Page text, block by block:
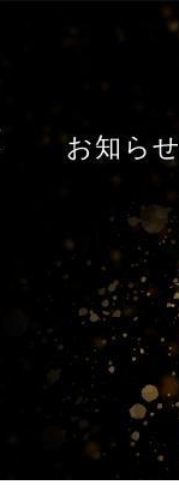
お知らせ